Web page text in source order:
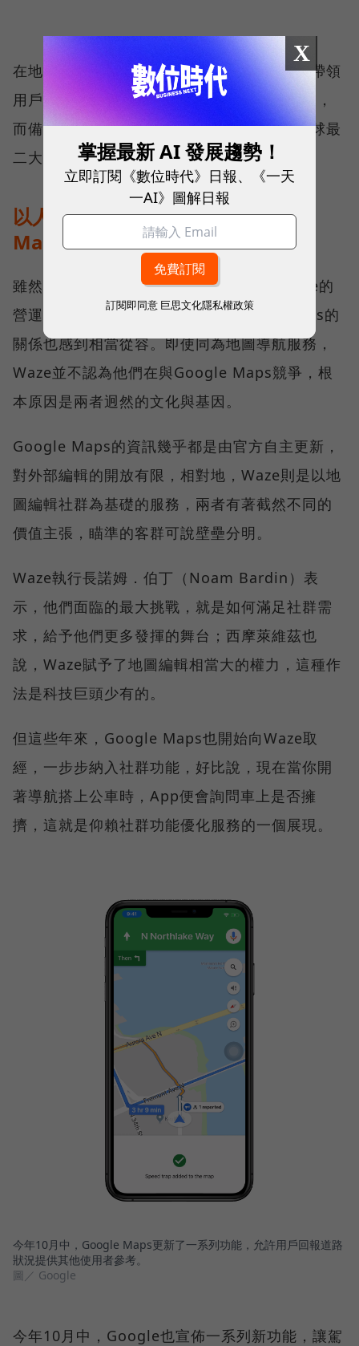
在地社群積極的維護與更新下，Waze往往能帶領
用戶走最有效率的捷徑，避免無謂的行車時間，
而備受消費者喜愛。時至今日，Waze已是全球最
二大的導航App，擁有1.3億名活躍用戶。
以人為本的產品基因，吸引Google
Maps效仿
雖然被Google收購，但網路巨頭並未對Waze的
營運進行太多干涉，而他們對與Google Maps的
關係也感到相當從容。即使同為地圖導航服務，
Waze並不認為他們在與Google Maps競爭，根
本原因是兩者迥然的文化與基因。
Google Maps的資訊幾乎都是由官方自主更新，
對外部編輯的開放有限，相對地，Waze則是以地
圖編輯社群為基礎的服務，兩者有著截然不同的
價值主張，瞄準的客群可說壁壘分明。
Waze執行長諾姆．伯丁（Noam Bardin）表
示，他們面臨的最大挑戰，就是如何滿足社群需
求，給予他們更多發揮的舞台；西摩萊維茲也
說，Waze賦予了地圖編輯相當大的權力，這種作
法是科技巨頭少有的。
但這些年來，Google Maps也開始向Waze取
經，一步步納入社群功能，好比說，現在當你開
著導航搭上公車時，App便會詢問車上是否擁
擠，這就是仰賴社群功能優化服務的一個展現。
今年10月中，Google Maps更新了一系列功能，允許用戶回報道路
狀況提供其他使用者參考。
圖／ Google
今年10月中，Google也宣佈一系列新功能，讓駕
X
掌握最新 AI 發展趨勢！
立即訂閱《數位時代》日報、《一天
一AI》圖解日報
訂閱即同意 巨思文化隱私權政策